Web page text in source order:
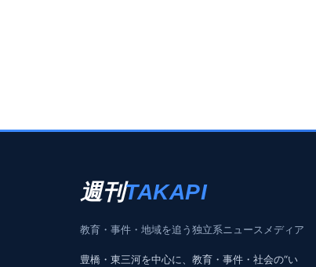
週刊TAKAPI
教育・事件・地域を追う独立系ニュースメディア
豊橋・東三河を中心に、教育・事件・社会の“い